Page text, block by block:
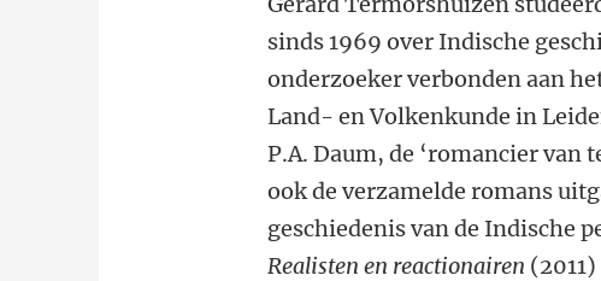
sinds 1969 over Indische
onderzoeker verbonden aan
Land- en Volkenkunde in
P.A. Daum, de ‘romancier van
ook de verzamelde romans
geschiedenis van de Indische
Realisten en reactionairen